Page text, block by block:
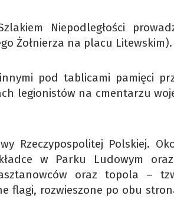
Niepodległości
Żołnierza na placu Litewskim).
pod tablicami pamięci
legionistów na cmentarzu
Rzeczypospolitej Polskiej.
w Parku Ludowym
oraz topola –
flagi, rozwieszone po obu